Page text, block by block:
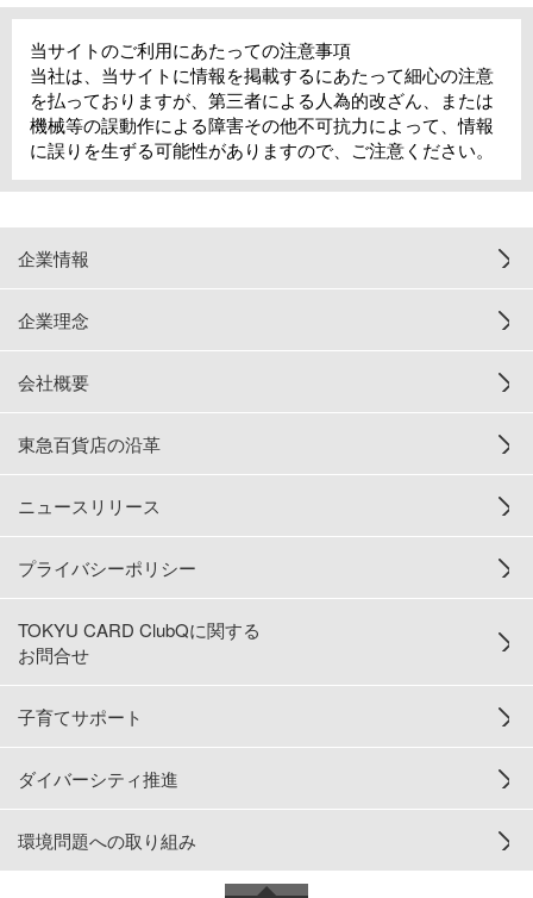
当サイトのご利用にあたっての注意事項
当社は、当サイトに情報を掲載するにあたって細心の注意
を払っておりますが、第三者による人為的改ざん、または
機械等の誤動作による障害その他不可抗力によって、情報
に誤りを生ずる可能性がありますので、ご注意ください。
企業情報
企業理念
会社概要
東急百貨店の沿革
ニュースリリース
プライバシーポリシー
TOKYU CARD ClubQに関する
お問合せ
子育てサポート
ダイバーシティ推進
環境問題への取り組み